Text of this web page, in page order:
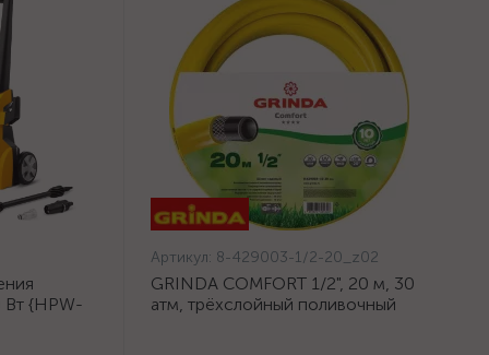
Вт {HPW-
Артикул: 8-429003-1/2-20_z02
GRINDA COMFORT 1/2", 20 м, 30
атм, трёхслойный поливочный